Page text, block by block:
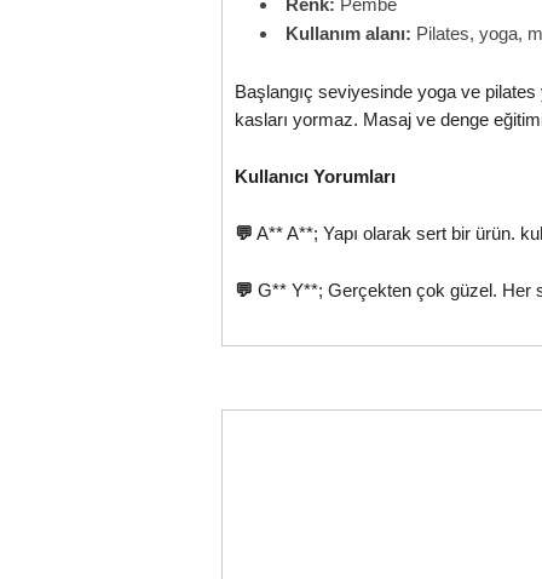
Renk: Pembe
Kullanım alanı: Pilates, yoga,
Başlangıç seviyesinde yoga ve
kasları yormaz. Masaj ve denge
Kullanıcı Yorumları
💬 A** A**; Yapı olarak sert bir ürün.
💬 G** Y**; Gerçekten çok güzel. Her